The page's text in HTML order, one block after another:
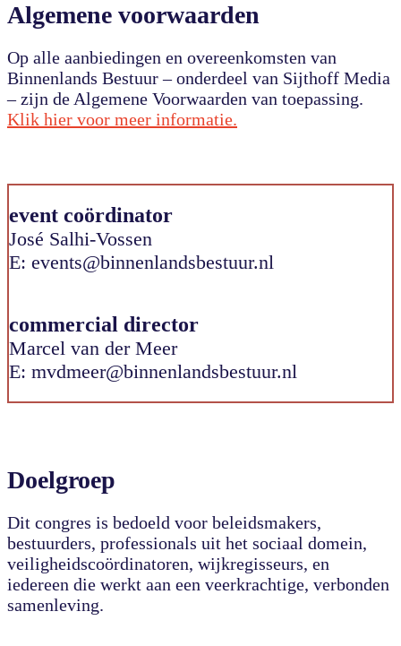
Algemene voorwaarden
Op alle aanbiedingen en overeenkomsten van
Binnenlands Bestuur – onderdeel van Sijthoff Media
– zijn de Algemene Voorwaarden van toepassing.
Klik hier voor meer informatie.
event coördinator
José Salhi-Vossen
E: events@binnenlandsbestuur.nl
commercial director
Marcel van der Meer
E: mvdmeer@binnenlandsbestuur.nl
Doelgroep
Dit congres is bedoeld voor beleidsmakers,
bestuurders, professionals uit het sociaal domein,
veiligheidscoördinatoren, wijkregisseurs, en
iedereen die werkt aan een veerkrachtige, verbonden
samenleving.